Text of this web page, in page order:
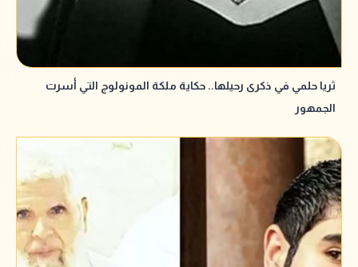
ثريا حلمي في ذكرى رحيلها.. حكاية ملكة المونولوج التي أسرت
الجمهور